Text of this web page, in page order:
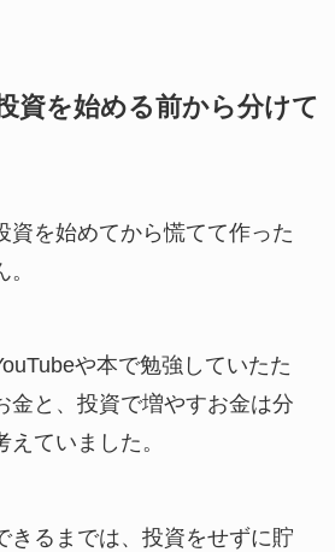
資を始める前から分けて
資を始めてから慌てて作った
や本で勉強していたた
金と、投資で増やすお金は分
ていました。
きるまでは、投資をせずに貯